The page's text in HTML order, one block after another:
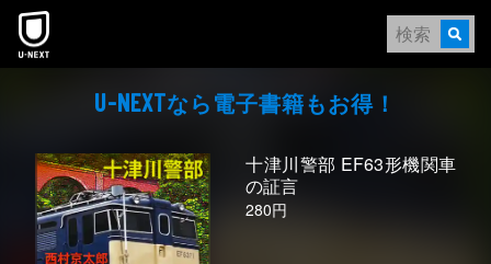
本文へスキップ
U-NEXTなら電⼦書籍もお得！
十津川警部 EF63形機関車
の証言
280円